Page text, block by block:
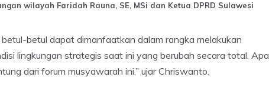
wilayah Faridah Rauna, SE, MSi dan Ketua DPRD Sulawesi
betul dapat dimanfaatkan dalam rangka melakukan
lingkungan strategis saat ini yang berubah secara total. Apa
dari forum musyawarah ini,” ujar Chriswanto.